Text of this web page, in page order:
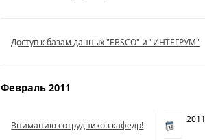
Доступ к базам данных "EBSCO" и "ИНТЕГРУМ"
Февраль 2011
Вниманию сотрудников кафедр!